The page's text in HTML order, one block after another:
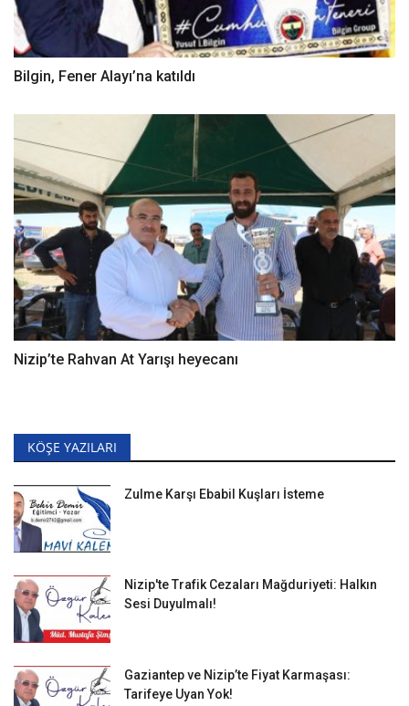
Bilgin, Fener Alayı’na katıldı
Nizip’te Rahvan At Yarışı heyecanı
KÖŞE YAZILARI
Zulme Karşı Ebabil Kuşları İsteme
Nizip'te Trafik Cezaları Mağduriyeti: Halkın
Sesi Duyulmalı!
Gaziantep ve Nizip’te Fiyat Karmaşası:
Tarifeye Uyan Yok!